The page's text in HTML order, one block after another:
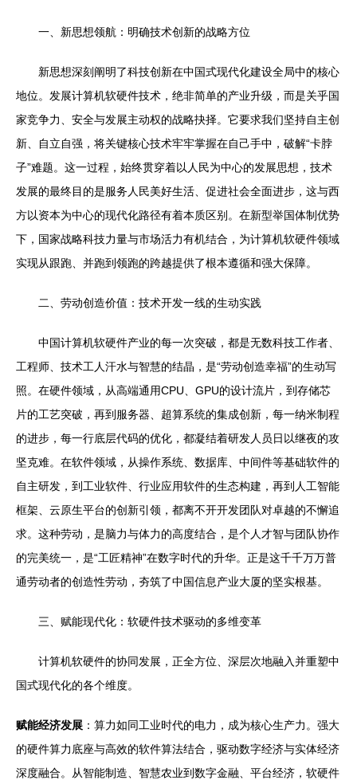
一、新思想领航：明确技术创新的战略方位
新思想深刻阐明了科技创新在中国式现代化建设全局中的核心
地位。发展计算机软硬件技术，绝非简单的产业升级，而是关乎国
家竞争力、安全与发展主动权的战略抉择。它要求我们坚持自主创
新、自立自强，将关键核心技术牢牢掌握在自己手中，破解“卡脖
子”难题。这一过程，始终贯穿着以人民为中心的发展思想，技术
发展的最终目的是服务人民美好生活、促进社会全面进步，这与西
方以资本为中心的现代化路径有着本质区别。在新型举国体制优势
下，国家战略科技力量与市场活力有机结合，为计算机软硬件领域
实现从跟跑、并跑到领跑的跨越提供了根本遵循和强大保障。
二、劳动创造价值：技术开发一线的生动实践
中国计算机软硬件产业的每一次突破，都是无数科技工作者、
工程师、技术工人汗水与智慧的结晶，是“劳动创造幸福”的生动写
照。在硬件领域，从高端通用CPU、GPU的设计流片，到存储芯
片的工艺突破，再到服务器、超算系统的集成创新，每一纳米制程
的进步，每一行底层代码的优化，都凝结着研发人员日以继夜的攻
坚克难。在软件领域，从操作系统、数据库、中间件等基础软件的
自主研发，到工业软件、行业应用软件的生态构建，再到人工智能
框架、云原生平台的创新引领，都离不开开发团队对卓越的不懈追
求。这种劳动，是脑力与体力的高度结合，是个人才智与团队协作
的完美统一，是“工匠精神”在数字时代的升华。正是这千千万万普
通劳动者的创造性劳动，夯筑了中国信息产业大厦的坚实根基。
三、赋能现代化：软硬件技术驱动的多维变革
计算机软硬件的协同发展，正全方位、深层次地融入并重塑中
国式现代化的各个维度。
赋能经济发展 ：算力如同工业时代的电力，成为核心生产力。强大
的硬件算力底座与高效的软件算法结合，驱动数字经济与实体经济
深度融合。从智能制造、智慧农业到数字金融、平台经济，软硬件